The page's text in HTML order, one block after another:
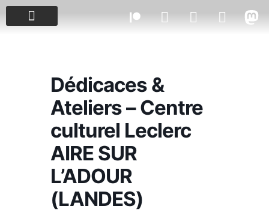
Dédicaces &
Ateliers – Centre
culturel Leclerc
AIRE SUR
L’ADOUR
(LANDES)